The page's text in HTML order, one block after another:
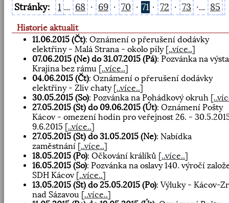
Stránky: 1 ... 68 · 69 · 70 · 71 · 72 · 73 ·... 85
Historie aktualit
11.06.2015 (Čt): Oznámení o přerušení dodávky
elektřiny - Malá Strana - okolo pily [..více..]
07.06.2015 (Ne) do 31.07.2015 (Pá): Pozvánka na
Krajina bez rámu [..více..]
04.06.2015 (Čt): Oznámení o přerušení dodávky
elektřiny - Zliv chaty [..více..]
30.05.2015 (So): Pozvánka na Pohádkový okruh [
27.05.2015 (St) do 09.06.2015 (Út): Oznámení Pošty
Kácov - omezení hodin pro veřejnost 26. -
9.6.2015 [..více..]
27.05.2015 (St) do 31.05.2015 (Ne): Nabídka
zaměstnání [..více..]
18.05.2015 (Po): Očkování králíků [..více..]
16.05.2015 (So): Pozvánka na oslavy 140. výročí
SDH Kácov [..více..]
13.05.2015 (St) do 25.05.2015 (Po): Výluky - Kácov-
nad Sázavou [..více..]